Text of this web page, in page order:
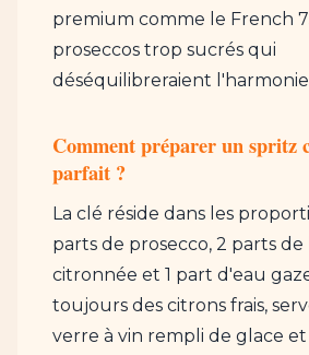
premium comme le French
proseccos trop sucrés qui
déséquilibreraient
Comment préparer un spritz
parfait ?
La clé réside dans les
parts de prosecco, 2 parts
citronnée et 1 part d'eau
toujours des citrons frais,
verre à vin rempli de glace